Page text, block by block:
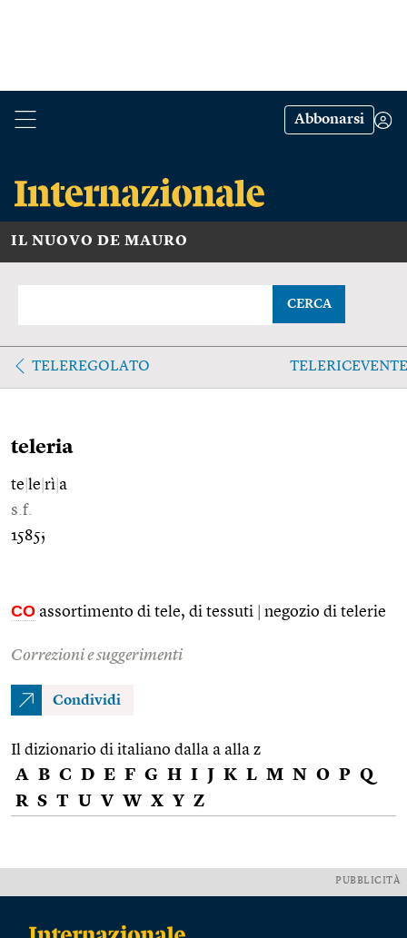
Abbonarsi
IL NUOVO DE MAURO
CERCA
TELEREGOLATO TELERICEVENTE
teleria
te le rì a
s.f.
1585;
CO assortimento di tele, di tessuti negozio di telerie
Correzioni e suggerimenti
Condividi
Il dizionario di italiano dalla a alla z
A B C D E F G H I J K L M N O P Q
R S T U V W X Y Z
PUBBLICITÀ